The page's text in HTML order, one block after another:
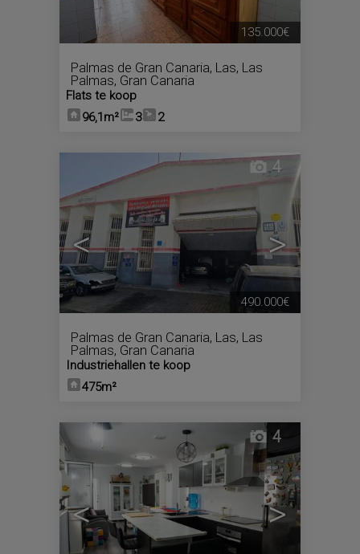
Palmas de Gran Canaria, Las, Las
Palmas, Gran Canaria
Flats te koop
96,1m²
3 2
135.000€
< >
4
Palmas de Gran Canaria, Las, Las
Palmas, Gran Canaria
Industriehallen te koop
475m²
490.000€
< >
4